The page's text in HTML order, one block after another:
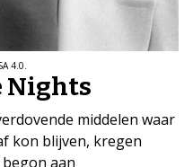
4.0.
Nights
middelen waar
kon blijven, kregen
aan